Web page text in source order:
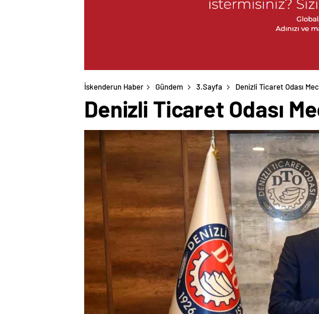
İskenderun Haber Gündem 3.Sayfa Denizli Ticaret Odası
Denizli Ticaret Odası